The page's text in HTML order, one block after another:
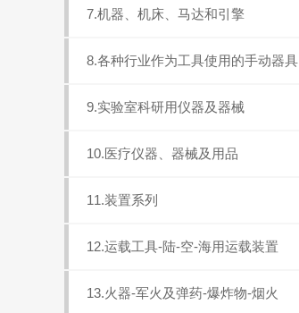
7.机器、机床、马达和引擎
8.各种行业作为工具使用的手动器具
9.实验室科研用仪器及器械
10.医疗仪器、器械及用品
11.装置系列
12.运载工具-陆-空-海用运载装置
13.火器-军火及弹药-爆炸物-烟火